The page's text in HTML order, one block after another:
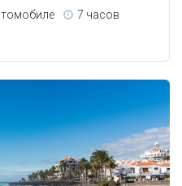
7 часов